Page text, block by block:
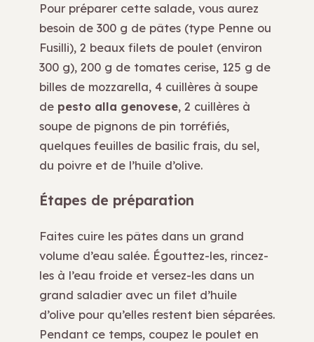
Pour préparer cette salade, vous aurez
besoin de 300 g de pâtes (type Penne ou
Fusilli), 2 beaux filets de poulet (environ
300 g), 200 g de tomates cerise, 125 g de
billes de mozzarella, 4 cuillères à soupe
de pesto alla genovese, 2 cuillères à
soupe de pignons de pin torréfiés,
quelques feuilles de basilic frais, du sel,
du poivre et de l’huile d’olive.
Étapes de préparation
Faites cuire les pâtes dans un grand
volume d’eau salée. Égouttez-les, rincez-
les à l’eau froide et versez-les dans un
grand saladier avec un filet d’huile
d’olive pour qu’elles restent bien séparées.
Pendant ce temps, coupez le poulet en